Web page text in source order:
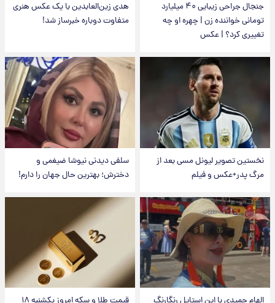
جنجال جراحی زیبایی ۴۰ میلیارد
تومانی خواننده زن | چهره او چه
تغییری کرد؟ | عکس
هدی زین‌العابدین با یک عکس هنری
متفاوت دوباره خبرساز شد!
نخستین تصویر لیونل مسی بعد از
مرگ پدر+عکس و فیلم
سلفی دیدنی نیوشا ضیغمی و
دخترش؛ بهترین حال جهان را دارم!